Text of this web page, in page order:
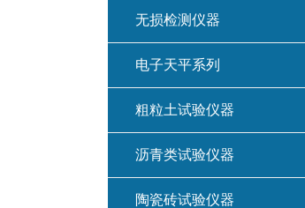
无损检测仪器
电子天平系列
粗粒土试验仪器
沥青类试验仪器
陶瓷砖试验仪器